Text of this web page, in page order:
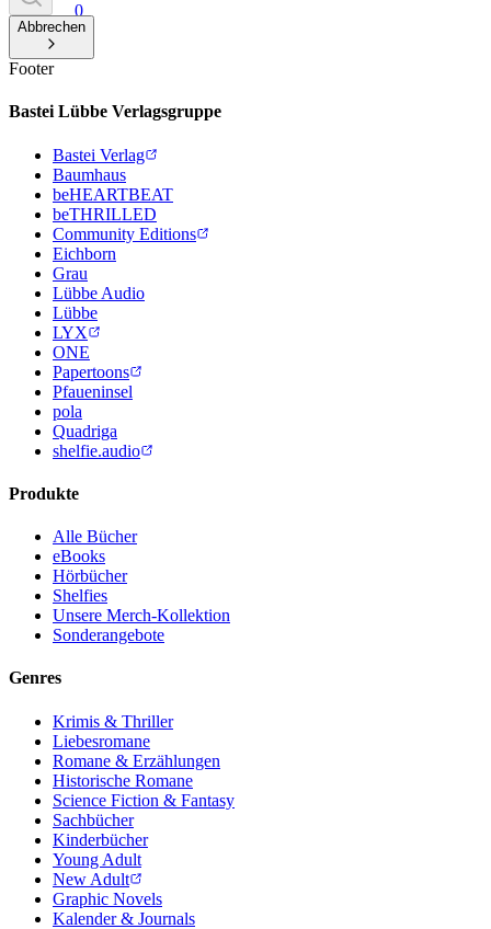
0
Abbrechen
Footer
Bastei Lübbe Verlagsgruppe
Bastei Verlag
Baumhaus
beHEARTBEAT
beTHRILLED
Community Editions
Eichborn
Grau
Lübbe Audio
Lübbe
LYX
ONE
Papertoons
Pfaueninsel
pola
Quadriga
shelfie.audio
Produkte
Alle Bücher
eBooks
Hörbücher
Shelfies
Unsere Merch-Kollektion
Sonderangebote
Genres
Krimis & Thriller
Liebesromane
Romane & Erzählungen
Historische Romane
Science Fiction & Fantasy
Sachbücher
Kinderbücher
Young Adult
New Adult
Graphic Novels
Kalender & Journals